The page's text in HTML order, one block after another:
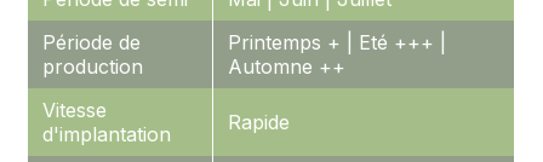
Période de
production
Printemps + | Eté +++ |
Automne ++
Vitesse
d'implantation
Rapide